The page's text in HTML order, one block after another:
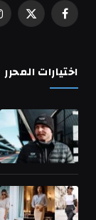
فيسبوكX
اختيارات المحرر